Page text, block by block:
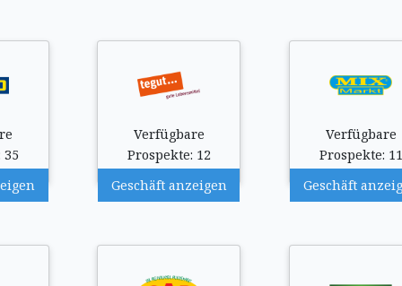
35
Verfügbare
Prospekte: 12
Geschäft anzeigen
Verfügbare
Prospekte: 11
Geschäft